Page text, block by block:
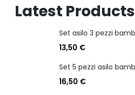
Latest Products
13,50 €
16,50 €